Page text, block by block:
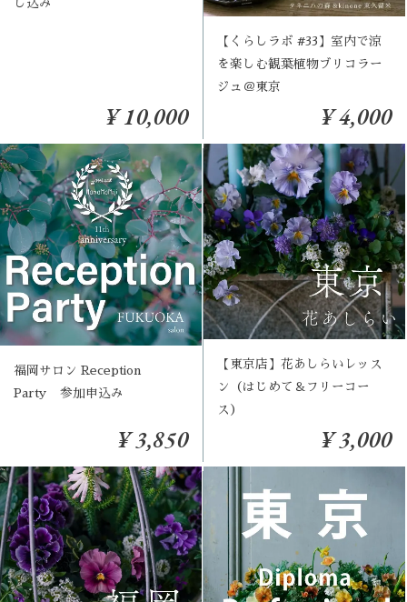
し込み
¥ 10,000
【くらしラボ #33】室内で涼
を楽しむ観葉植物ブリコラー
ジュ＠東京
¥ 4,000
福岡サロン Reception
Party 参加申込み
¥ 3,850
【東京店】花あしらいレッス
ン（はじめて＆フリーコー
ス）
¥ 3,000